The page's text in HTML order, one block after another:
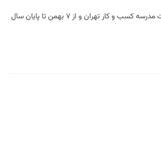
جدیدترین دوره کاربردی زبان بدن دکترین زبان بدن #دکترمازیارمیر جدیدترین دوره کاربردی زبان بدن با سلام و درود فراوان به همت مدرسه کسب و کار تهران و از ۷ بهمن تا پایان سال